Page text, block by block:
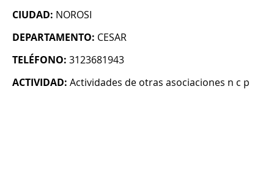
CIUDAD: NOROSI
DEPARTAMENTO: CESAR
TELÉFONO: 3123681943
ACTIVIDAD: Actividades de otras asociaciones n c p